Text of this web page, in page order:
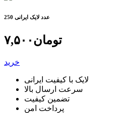
250 عدد لایک ایرانی
۷,۵۰۰تومان
خرید
لایک با کیفیت ایرانی
سرعت ارسال بالا
تضمین کیفیت
پرداخت امن